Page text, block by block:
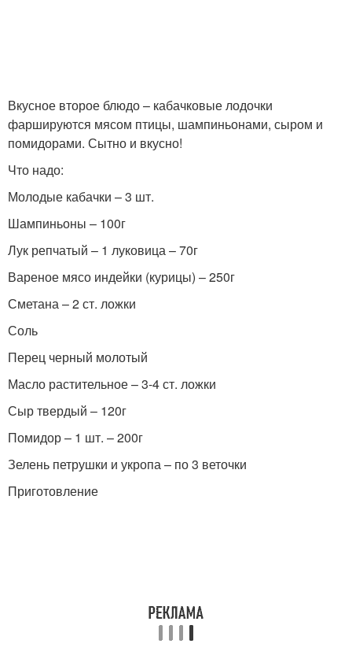
Вкусное второе блюдо – кабачковые лодочки
фаршируются мясом птицы, шампиньонами, сыром и
помидорами. Сытно и вкусно!
Что надо:
Молодые кабачки – 3 шт.
Шампиньоны – 100г
Лук репчатый – 1 луковица – 70г
Вареное мясо индейки (курицы) – 250г
Сметана – 2 ст. ложки
Соль
Перец черный молотый
Масло растительное – 3-4 ст. ложки
Сыр твердый – 120г
Помидор – 1 шт. – 200г
Зелень петрушки и укропа – по 3 веточки
Приготовление